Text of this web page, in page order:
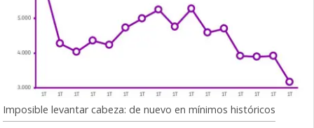
Imposible levantar cabeza: de nuevo en mínimos históricos